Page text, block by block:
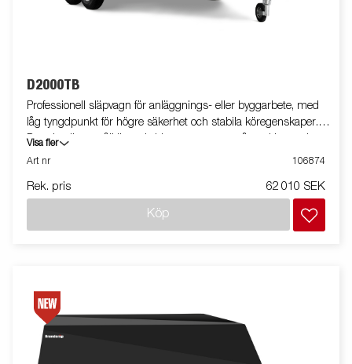
D2000TB
Professionell släpvagn för anläggnings- eller byggarbete, med
låg tyngdpunkt för högre säkerhet och stabila köregenskaper.
D-serien är ett pålitligt val vid transport av småmaskiner och
smidig vid lastning och lossning. Vagnen på bilden kan vara
Visa fler
Art nr
106874
Rek. pris 62 010 SEK
Köp